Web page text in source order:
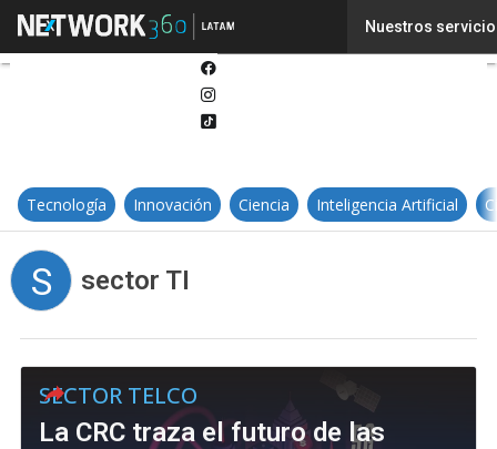
Nuestros
Tecnología Innovación Ciencia Inteligencia Artificial
S sector TI
SECTOR TELCO
La CRC traza el futuro de las